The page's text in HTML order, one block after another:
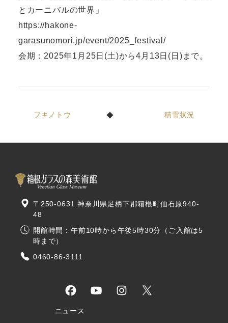
とカーニバルの世界」
https://hakone-
garasunomori.jp/event/2025_festival/
会期：2025年1月25日(土)から4月13日(日)まで。
フキノトウ 積雪状況
ニュース
〒250-0631 神奈川県足柄下郡箱根町仙石原940-
48
開館時間：午前10時から午後5時30分（ご入館は5
時まで）
0460-86-3111